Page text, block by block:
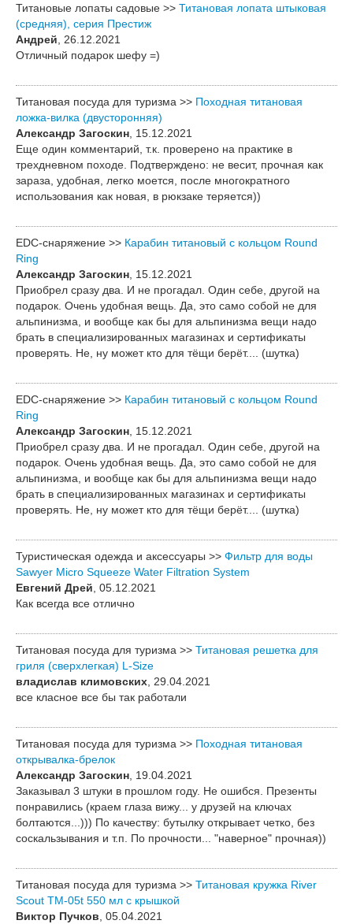
Титановые лопаты садовые >> Титановая лопата штыковая
(средняя), серия Престиж
Андрей, 26.12.2021
Отличный подарок шефу =)
Титановая посуда для туризма >> Походная титановая
ложка-вилка (двусторонняя)
Александр Загоскин, 15.12.2021
Еще один комментарий, т.к. проверено на практике в
трехдневном походе. Подтверждено: не весит, прочная как
зараза, удобная, легко моется, после многократного
использования как новая, в рюкзаке теряется))
EDC-снаряжение >> Карабин титановый с кольцом Round
Ring
Александр Загоскин, 15.12.2021
Приобрел сразу два. И не прогадал. Один себе, другой на
подарок. Очень удобная вещь. Да, это само собой не для
альпинизма, и вообще как бы для альпинизма вещи надо
брать в специализированных магазинах и сертификаты
проверять. Не, ну может кто для тёщи берёт.... (шутка)
EDC-снаряжение >> Карабин титановый с кольцом Round
Ring
Александр Загоскин, 15.12.2021
Приобрел сразу два. И не прогадал. Один себе, другой на
подарок. Очень удобная вещь. Да, это само собой не для
альпинизма, и вообще как бы для альпинизма вещи надо
брать в специализированных магазинах и сертификаты
проверять. Не, ну может кто для тёщи берёт.... (шутка)
Туристическая одежда и аксессуары >> Фильтр для воды
Sawyer Micro Squeeze Water Filtration System
Евгений Дрей, 05.12.2021
Как всегда все отлично
Титановая посуда для туризма >> Титановая решетка для
гриля (сверхлегкая) L-Size
владислав климовских, 29.04.2021
все класное все бы так работали
Титановая посуда для туризма >> Походная титановая
открывалка-брелок
Александр Загоскин, 19.04.2021
Заказывал 3 штуки в прошлом году. Не ошибся. Презенты
понравились (краем глаза вижу... у друзей на ключах
болтаются...))) По качеству: бутылку открывает четко, без
соскальзывания и т.п. По прочности... "наверное" прочная))
Титановая посуда для туризма >> Титановая кружка River
Scout TM-05t 550 мл c крышкой
Виктор Пучков, 05.04.2021